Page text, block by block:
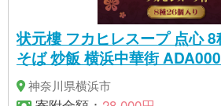
状元樓 フカヒレスープ 点心
そば 炒飯 横浜中華街
神奈川県横浜市